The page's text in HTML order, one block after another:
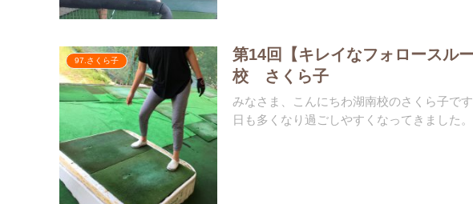
97.さくら子
第14回【キレイなフォロースル
校 さくら子
みなさま、こんにちわ湖南校のさくら子で
日も多くなり過ごしやすくなってきました